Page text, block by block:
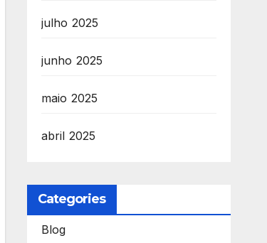
julho 2025
junho 2025
maio 2025
abril 2025
Categories
Blog